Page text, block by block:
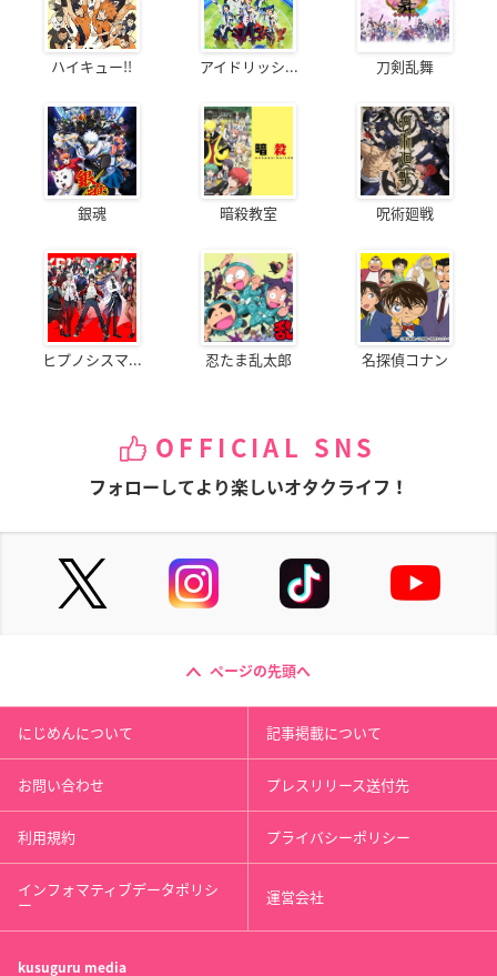
ハイキュー!! アイドリッシ... 刀剣乱舞
銀魂 暗殺教室 呪術廻戦
ヒプノシスマ... 忍たま乱太郎 名探偵コナン
OFFICIAL SNS
フォローしてより楽しいオタクライフ！
ページの先頭へ
にじめんについて 記事掲載について
お問い合わせ プレスリリース送付先
利用規約 プライバシーポリシー
インフォマティブデータポリシ
ー 運営会社
kusuguru media